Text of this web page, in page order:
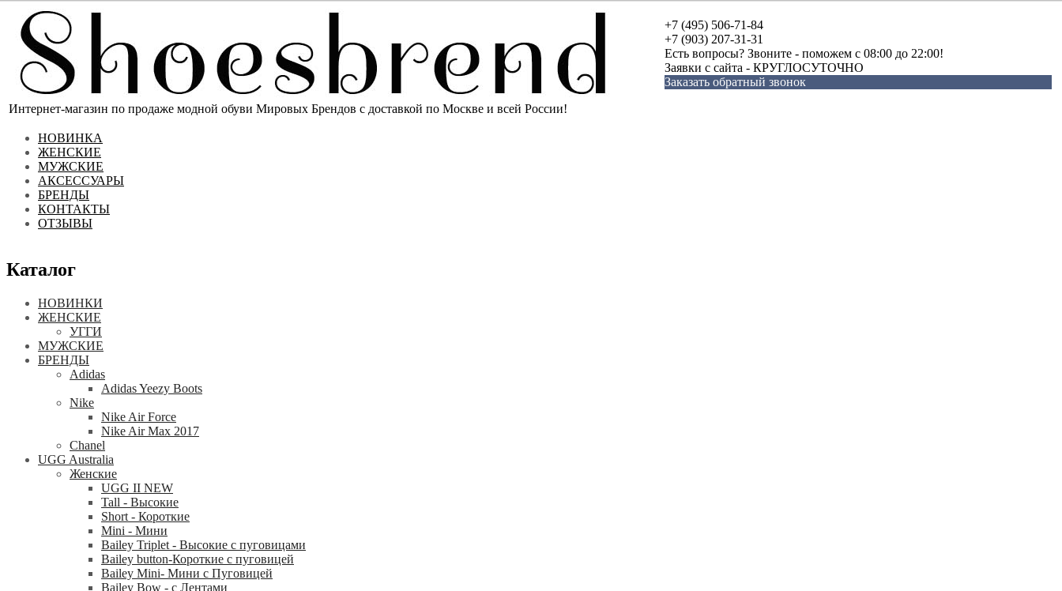
+7 (495) 506-71-84
+7 (903) 207-31-31
Есть вопросы? Звоните - поможем c 08:00 до 22:00!
Заявки с сайта - КРУГЛОСУТОЧНО
Заказать обратный звонок
Интернет-магазин по продаже модной обуви Мировых Брендов с доставкой по Москве и всей России!
НОВИНКА
ЖЕНСКИЕ
МУЖСКИЕ
АКСЕССУАРЫ
БРЕНДЫ
КОНТАКТЫ
ОТЗЫВЫ
Каталог
НОВИНКИ
ЖЕНСКИЕ
УГГИ
МУЖСКИЕ
БРЕНДЫ
Adidas
Adidas Yeezy Boots
Nike
Nike Air Force
Nike Air Max 2017
Chanel
UGG Australia
Женские
UGG II NEW
Tall - Высокие
Short - Короткие
Mini - Mини
Bailey Triplet - Высокие с пуговицами
Bailey button-Короткие с пуговицей
Bailey Mini- Мини с Пуговицей
Bailey Bow - с Лентами